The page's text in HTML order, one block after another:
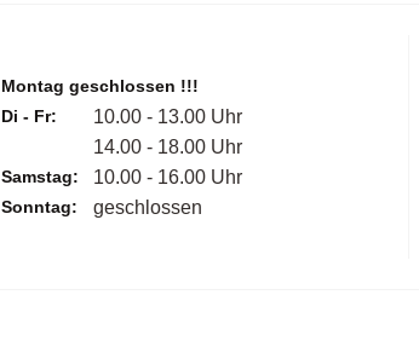
Montag geschlossen !!!
Di - Fr:
10.00 - 13.00 Uhr
14.00 - 18.00 Uhr
Samstag: 10.00 - 16.00 Uhr
Sonntag: geschlossen